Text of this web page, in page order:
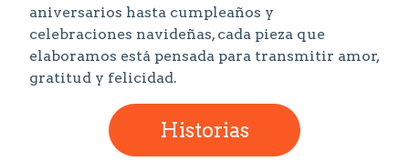
aniversarios hasta cumpleaños y
celebraciones navideñas, cada pieza que
elaboramos está pensada para transmitir amor,
gratitud y felicidad.
Historias